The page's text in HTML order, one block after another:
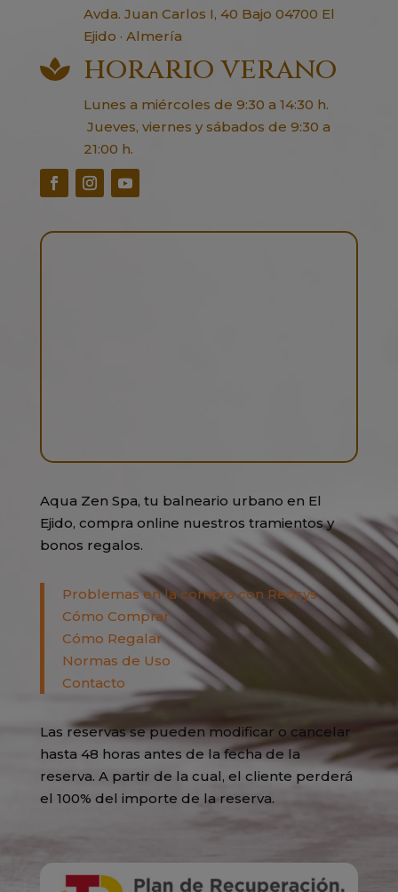
Avda. Juan Carlos I, 40 Bajo 04700 El
Ejido · Almería
 horario verano
Lunes a miércoles de 9:30 a 14:30 h.
Jueves, viernes y sábados de 9:30 a
21:00 h.
Aqua Zen Spa, tu balneario urbano en El
Ejido, compra online nuestros tramientos y
bonos regalos.
Problemas en la compra con Redsys
Cómo Comprar
Cómo Regalar
Normas de Uso
Contacto
Las reservas se pueden modificar o cancelar
hasta 48 horas antes de la fecha de la
reserva. A partir de la cual, el cliente perderá
el 100% del importe de la reserva.